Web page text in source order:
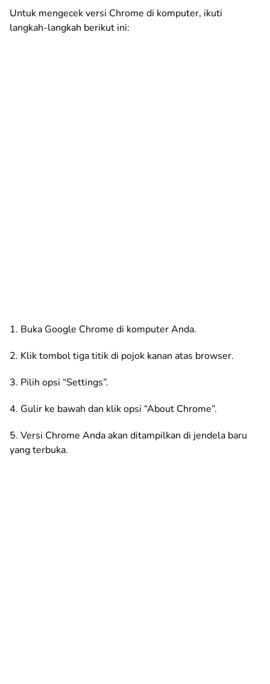
Untuk mengecek versi Chrome di komputer, ikuti
langkah-langkah berikut ini:
1. Buka Google Chrome di komputer Anda.
2. Klik tombol tiga titik di pojok kanan atas browser.
3. Pilih opsi “Settings”.
4. Gulir ke bawah dan klik opsi “About Chrome”.
5. Versi Chrome Anda akan ditampilkan di jendela baru
yang terbuka.